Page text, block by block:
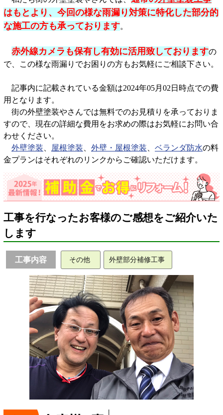
はもとより、今回の様な雨漏り対策に特化した部分的
な施工の方も承っております。
赤外線カメラも保有し有効に活用致しておりますの
で、この様な雨漏りでお困りの方もお気軽にご相談下さい。
記事内に記載されている金額は2024年05月02日時点での費
用となります。
街の外壁塗装やさんでは無料でのお見積りを承っておりま
すので、現在の詳細な費用をお求めの際はお気軽にお問い合
わせください。
外壁塗装
屋根塗装 外壁・屋根塗装 ベランダ防水の料
金プランはそれぞれのリンクからご確認いただけます。
工事を行なったお客様のご感想をご紹介いた
します
工事内容 その他 外壁部分補修工事